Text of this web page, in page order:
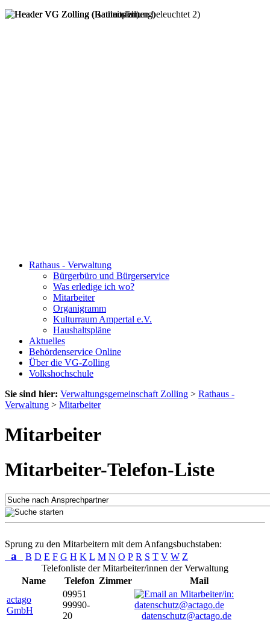
Rathaus - Verwaltung
Bürgerbüro und Bürgerservice
Was erledige ich wo?
Mitarbeiter
Organigramm
Kulturraum Ampertal e.V.
Haushaltspläne
Aktuelles
Behördenservice Online
Über die VG-Zolling
Volkshochschule
Sie sind hier: Verwaltungsgemeinschaft Zolling > Rathaus -
Verwaltung > Mitarbeiter
Mitarbeiter
Mitarbeiter-Telefon-Liste
Sprung zu den Mitarbeitern mit dem Anfangsbuchstaben:
a B D E F G H K L M N O P R S T V W Z
Telefonliste der Mitarbeiter/innen der Verwaltung
Name
Telefon Zimmer
Mail
actago
GmbH
09951
99990-
20
datenschutz@actago.de